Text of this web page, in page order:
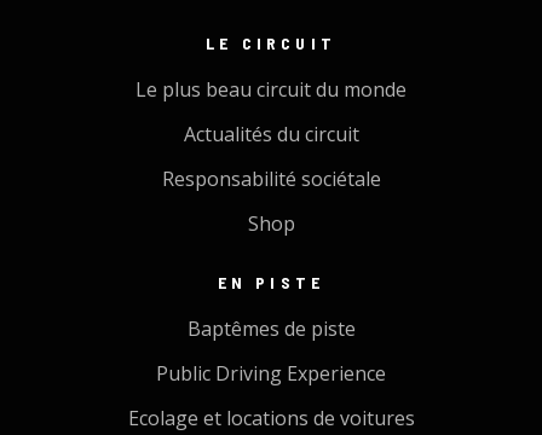
LE CIRCUIT
Le plus beau circuit du monde
Actualités du circuit
Responsabilité sociétale
Shop
EN PISTE
Baptêmes de piste
Public Driving Experience
Ecolage et locations de voitures